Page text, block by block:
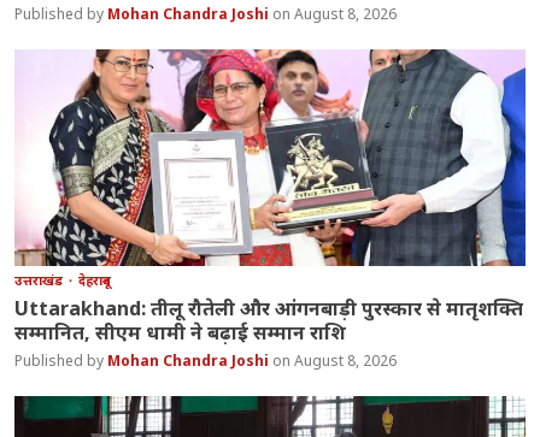
Mohan Chandra Joshi August 8, 2026
उत्तराखंड देहरादून
Uttarakhand: तीलू रौतेली और आंगनबाड़ी पुरस्कार से मातृशक्ति
सम्मानित, सीएम धामी ने बढ़ाई सम्मान राशि
Mohan Chandra Joshi August 8, 2026